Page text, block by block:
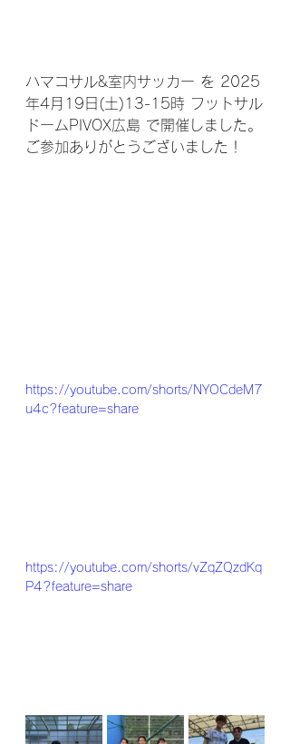
ハマコサル&室内サッカー を 2025
年4月19日(土)13-15時 フットサル
ドームPIVOX広島 で開催しました。
ご参加ありがとうございました！
https://youtube.com/shorts/NYOCdeM7
u4c?feature=share
https://youtube.com/shorts/vZqZQzdKq
P4?feature=share